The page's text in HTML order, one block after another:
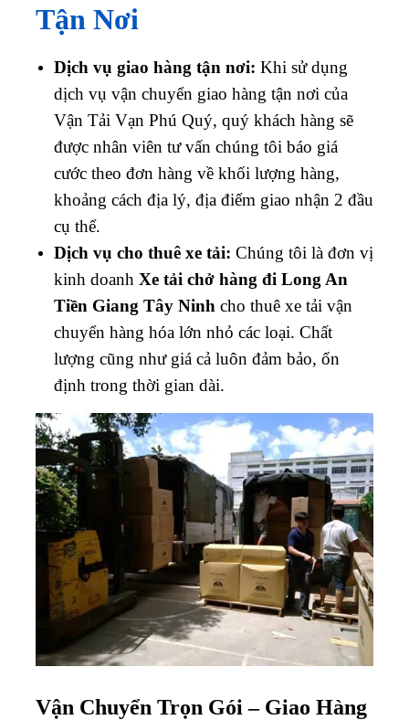
Tận Nơi
Dịch vụ giao hàng tận nơi: Khi sử dụng
dịch vụ vận chuyển giao hàng tận nơi của
Vận Tải Vạn Phú Quý, quý khách hàng sẽ
được nhân viên tư vấn chúng tôi báo giá
cước theo đơn hàng về khối lượng hàng,
khoảng cách địa lý, địa điểm giao nhận 2 đầu
cụ thể.
Dịch vụ cho thuê xe tải: Chúng tôi là đơn vị
kinh doanh Xe tải chở hàng đi Long An
Tiền Giang Tây Ninh cho thuê xe tải vận
chuyển hàng hóa lớn nhỏ các loại. Chất
lượng cũng như giá cả luôn đảm bảo, ổn
định trong thời gian dài.
Vận Chuyển Trọn Gói – Giao Hàng